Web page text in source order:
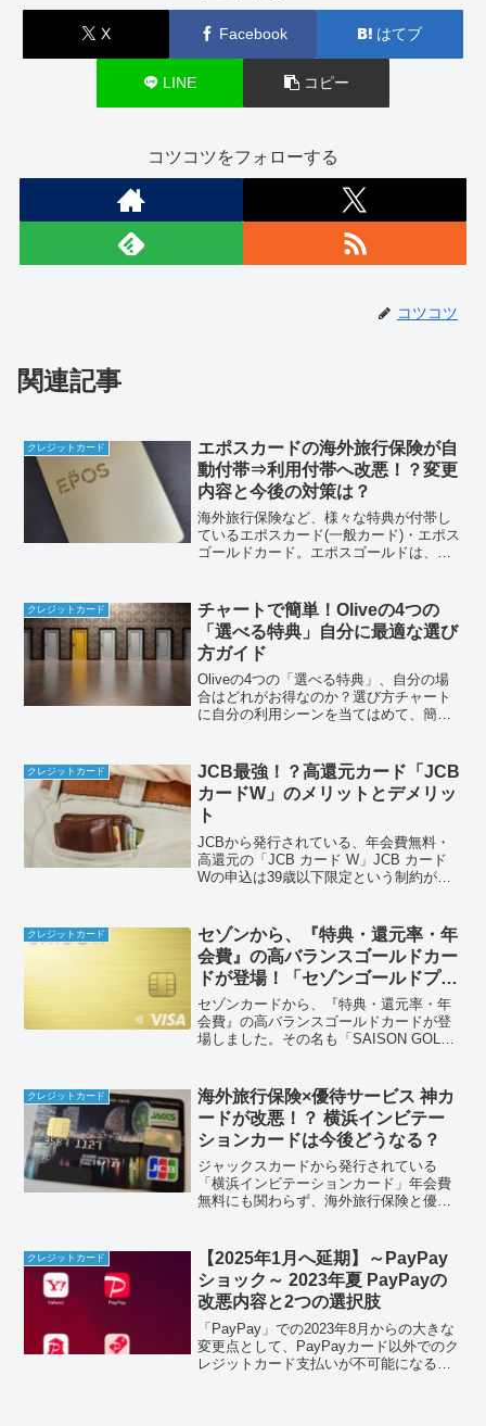
X Facebook はてブ
LINE コピー
コツコツをフォローする
コツコツ
関連記事
クレジットカード
エポスカードの海外旅行保険が自
動付帯⇒利用付帯へ改悪！？変更
内容と今後の対策は？
海外旅行保険など、様々な特典が付帯し
ているエポスカード(一般カード)・エポス
ゴールドカード。エポスゴールドは、利
容でした。しかし、2023年10月以降、海
外旅行保険の条...
クレジットカード
チャートで簡単！Oliveの4つの
「選べる特典」自分に最適な選び
方ガイド
Oliveの4つの「選べる特典」、自分の場
合はどれがお得なのか？選び方チャート
に自分の利用シーンを当てはめて、簡単
クレジットカード
JCB最強！？高還元カード「JCB
カードW」のメリットとデメリッ
ト
JCBから発行されている、年会費無料・
高還元の「JCB カード W」JCB カード
Wの申込は39歳以下限定という制約があ
して、実際の還元率はどれほど高いの
か？デメリ...
クレジットカード
セゾンから、『特典・還元率・年
会費』の高バランスゴールドカー
ドが登場！「セゾンゴールドプレ
ミアム」を徹底解説
セゾンカードから、『特典・還元率・年
会費』の高バランスゴールドカードが登
場しました。その名も「SAISON GOLD
多くの特典とは？還元率は？年会費無料
の条...
クレジットカード
海外旅行保険×優待サービス 神カ
ードが改悪！？ 横浜インビテー
ションカードは今後どうなる？
ジャックスカードから発行されている
「横浜インビテーションカード」年会費
無料にも関わらず、海外旅行保険と優待
年になって、その2点について改悪のお知
らせが届きました。変更後はどうなるの
か？ほかのカードに乗り換えた方がよい
のか？見ていきます。
クレジットカード
【2025年1月へ延期】～PayPay
ショック～ 2023年夏 PayPayの
改悪内容と2つの選択肢
「PayPay」での2023年8月からの大きな
変更点として、PayPayカード以外でのク
レジットカード支払いが不可能になるこ